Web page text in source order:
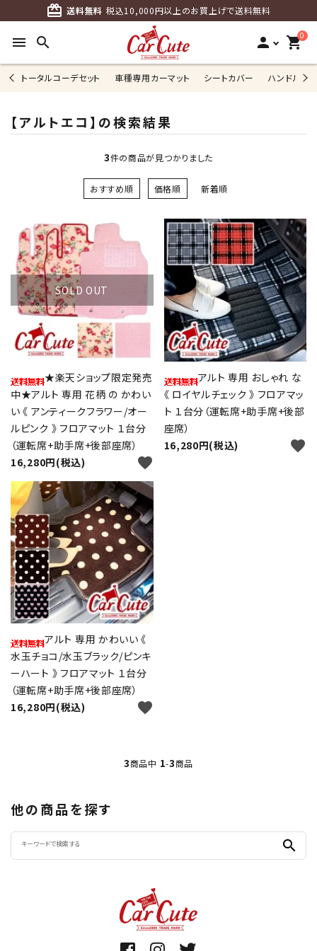
card_giftcard 送料無料 税込10,000円以上のお買上げで送料無料
menu search person 0
shopping_cart
トータルコーデセット 車種専用カーマット シートカバー ハンドルカ
【アルトエコ】の検索結果
3件の商品が見つかりました
おすすめ順 価格順 新着順
SOLD OUT
★楽天ショップ限定発売
中★アルト 専用 花柄 の かわい
い 《 アンティークフラワー/オー
ルピンク 》 フロアマット １台分
（運転席+助手席+後部座席）
16,280円(税込)
favorite
アルト 専用 おしゃれ な
《 ロイヤルチェック 》 フロアマッ
ト １台分（運転席+助手席+後部
座席）
16,280円(税込)
favorite
アルト 専用 かわいい 《
水玉チョコ/水玉ブラック/ピンキ
ーハート 》 フロアマット １台分
（運転席+助手席+後部座席）
16,280円(税込)
favorite
3商品中 1-3商品
他の商品を探す
search
キーワード
カテゴリー
検索する
close